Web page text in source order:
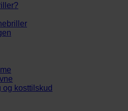
kosttilskud